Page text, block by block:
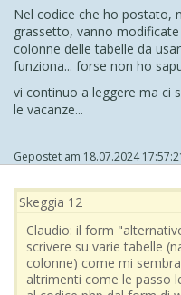
Nel codice che ho postato,
grassetto, vanno
colonne delle tabelle da
funziona... forse non ho
vi continuo a leggere ma ci
le vacanze...
Gepostet am 18.07.2024
Skeggia 12
Claudio: il form
scrivere su varie tabelle
colonne) come mi
altrimenti come le passo